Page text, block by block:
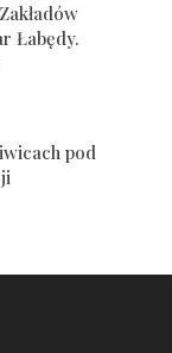
Łabędy.
pod